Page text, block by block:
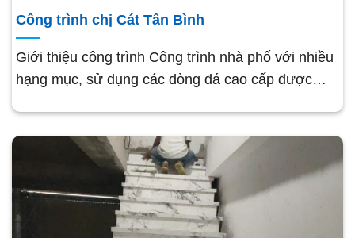
Công trình chị Cát Tân Bình
Giới thiệu công trình Công trình nhà phố với nhiều
hạng mục, sử dụng các dòng đá cao cấp được…